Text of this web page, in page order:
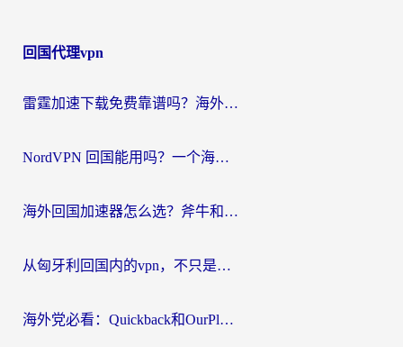
回国代理vpn
雷霆加速下载免费靠谱吗？海外党选回国加速器的避坑指南（附热门工具对比）
NordVPN 回国能用吗？一个海外用户必须面对的真实困境
海外回国加速器怎么选？斧牛和海龟哪个好？一篇帮你避开坑的实用指南
从匈牙利回国内的vpn，不只是为了刷剧那么简单
海外党必看：Quickback和OurPlay好用吗？3分钟选对回国加速器，无缝刷剧玩游戏